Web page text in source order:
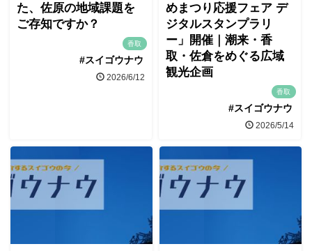
た、佐原の地域課題を
ご存知ですか？
香取
#スイゴウナウ
2026/6/12
めまつり応援フェア デ
ジタルスタンプラリ
ー」開催｜潮来・香
取・佐倉をめぐる広域
観光企画
香取
#スイゴウナウ
2026/5/14